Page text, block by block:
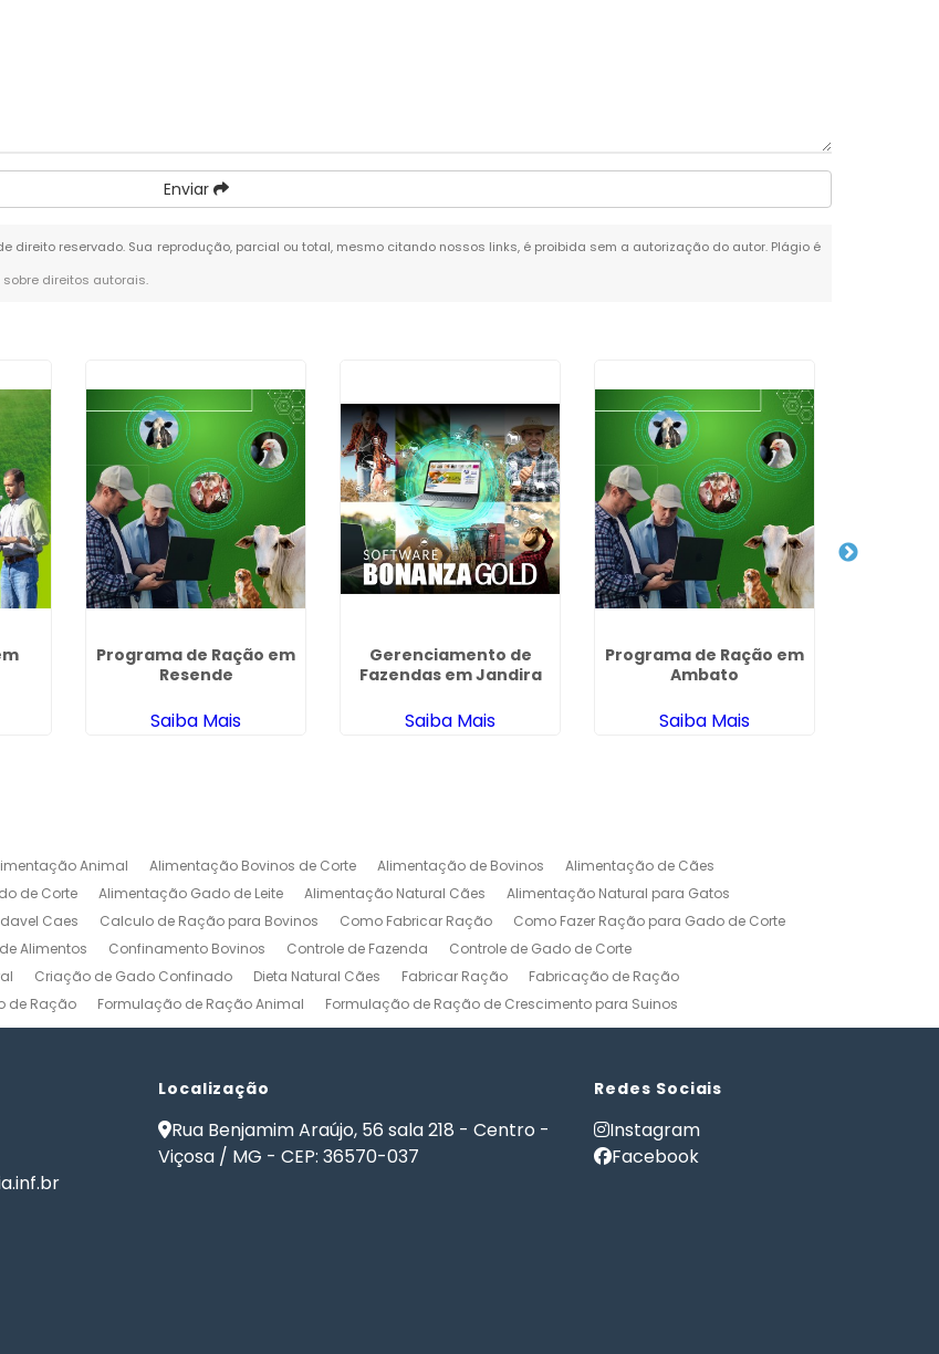
Enviar
direito reservado. Sua reprodução, parcial ou total, mesmo citando nossos links, é proibida sem a autorização do autor. Plágio é
sobre direitos autorais.
Programa de Ração em
Resende
Saiba Mais
Gerenciamento de
Fazendas em Jandira
Saiba Mais
Programa de Ração em
Ambato
Saiba Mais
Animal Alimentação Bovinos de Corte Alimentação de Bovinos
Alimentação de Cães
de Corte Alimentação Gado de Leite Alimentação Natural Cães
Alimentação Natural para Gatos
Caes Calculo de Ração para Bovinos Como Fabricar Ração
Como Fazer Ração para Gado de Corte
Alimentos Confinamento Bovinos Controle de Fazenda
Controle de Gado de Corte
Criação de Gado Confinado Dieta Natural Cães Fabricar Ração
Fabricação de Ração
de Ração Formulação de Ração Animal
Formulação de Ração de Crescimento para Suinos
Ração para Aves de Postura Formulação de Ração para Bezerros
Formulação de Ração para Bovinos
para Gado Leiteiro Formulação de Ração para Peixes
Formulação de Ração para Suínos
Nutrição de Bovinos Nutrição de Cães e Gatos
Nutrição PET
de Ração para Bovinos
Software Administração Rural
Localização
Rua Benjamim Araújo, 56 sala 218 - Centro -
Viçosa / MG - CEP: 36570-037
Redes Sociais
Instagram
Facebook